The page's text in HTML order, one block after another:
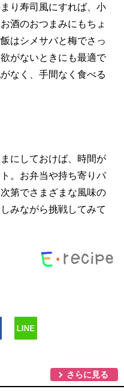
り寿司風にすれば、小
酒のおつまみにもちょ
はシメサバと梅でさっ
がないときにも最適で
なく、手間なく食べる
にしておけば、時間が
。お弁当や持ち寄りパ
第でさまざまな風味の
みながら挑戦してみて
さらに見る